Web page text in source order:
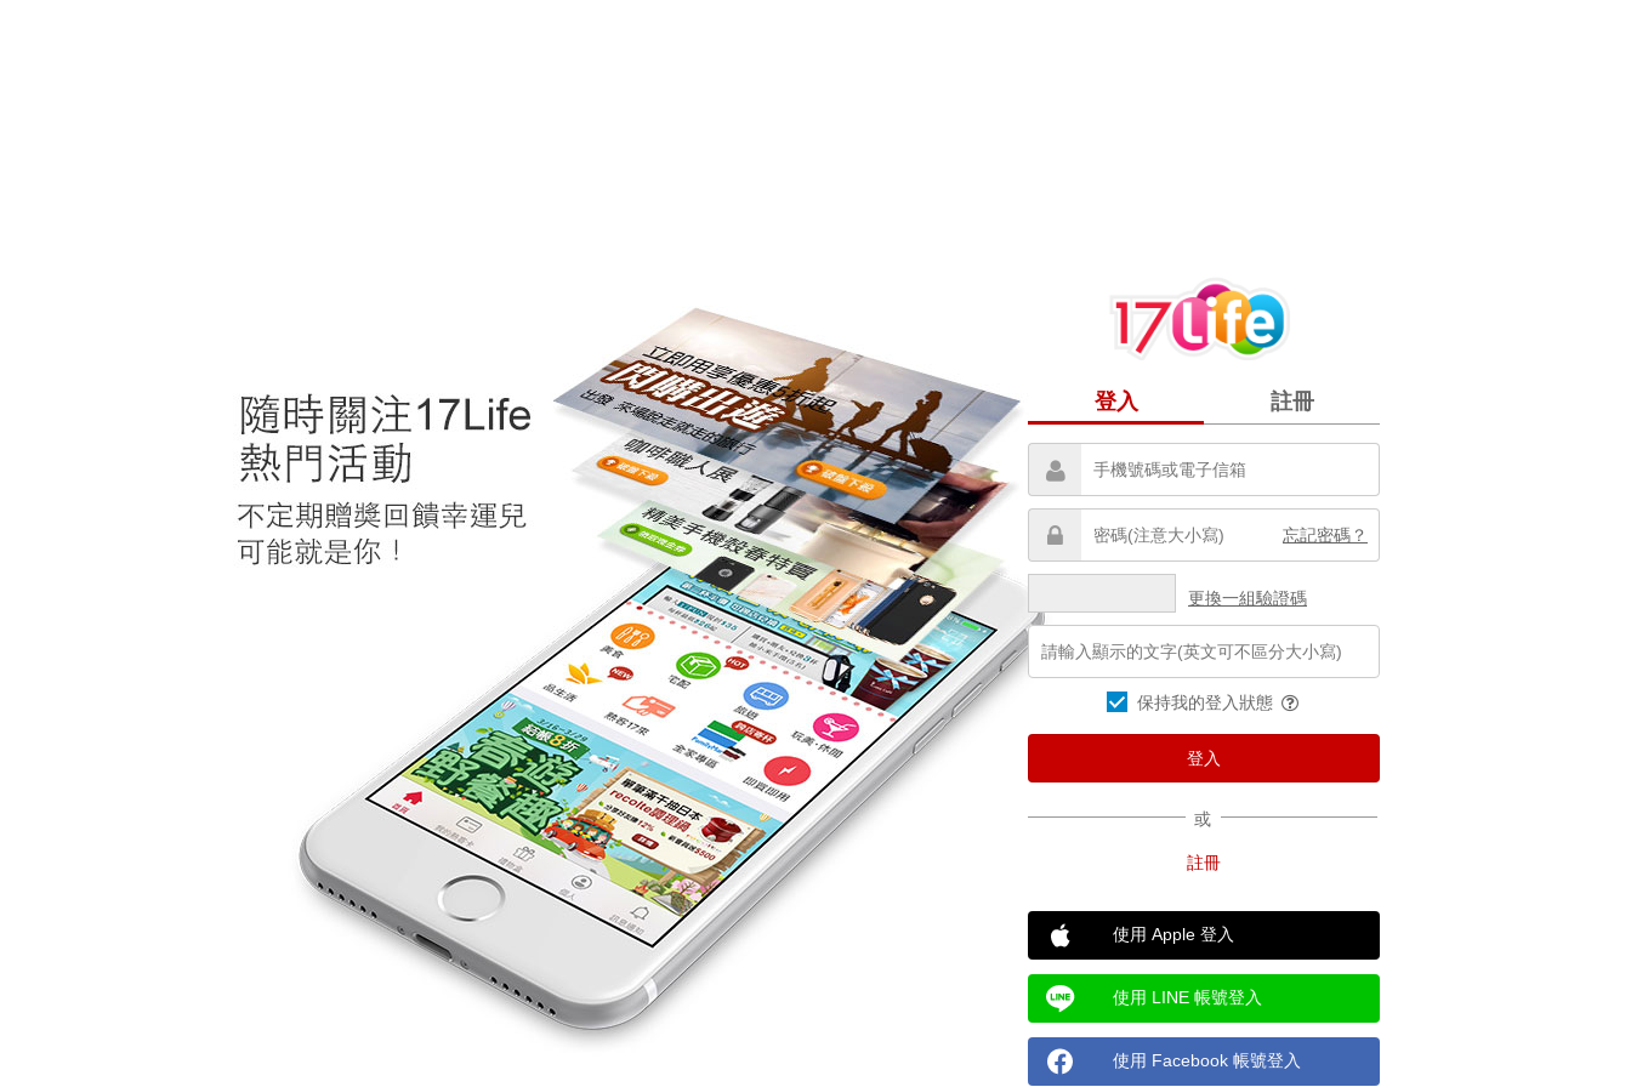
登入 註冊
忘記密碼？
更換一組驗證碼
保持我的登入狀態
或
使用 Apple 登入
使用 LINE 帳號登入
使用 Facebook 帳號登入